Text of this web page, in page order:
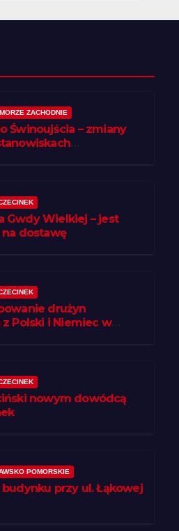
ZACHODNIE
Świnoujścia – zmiany
Gwdy Wielkiej – jest
dostawę
drużyn
Polski i Niemiec w
nowym dowódcą
POMORSKIE
budynku przy ul. Łąkowej